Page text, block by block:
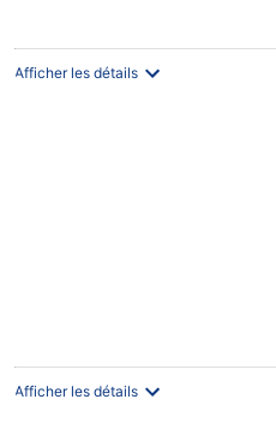
Afficher les détails
Afficher les détails